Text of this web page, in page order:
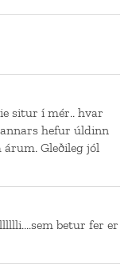
situr í mér.. hvar
hefur úldinn
Gleðileg jól
betur fer er